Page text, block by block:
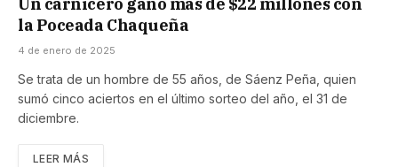
Un carnicero ganó más de $22 millones con
la Poceada Chaqueña
4 de enero de 2025
Se trata de un hombre de 55 años, de Sáenz Peña, quien
sumó cinco aciertos en el último sorteo del año, el 31 de
diciembre.
LEER MÁS